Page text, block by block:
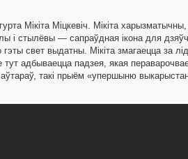
Мікіта Міцкевіч. Мікіта
і стылёвы — сапраўдная ікона для
свет выдатны. Мікіта змагаецца за
тут адбываецца падзея, якая
такі прыём «упершыню